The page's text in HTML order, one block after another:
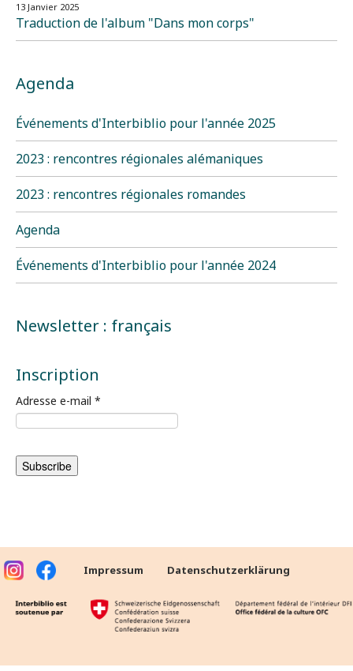
13 Janvier 2025
Traduction de l'album "Dans mon corps"
Agenda
Événements d'Interbiblio pour l'année 2025
2023 : rencontres régionales alémaniques
2023 : rencontres régionales romandes
Agenda
Événements d'Interbiblio pour l'année 2024
Newsletter : français
Inscription
Adresse e-mail *
Impressum Datenschutzerklärung